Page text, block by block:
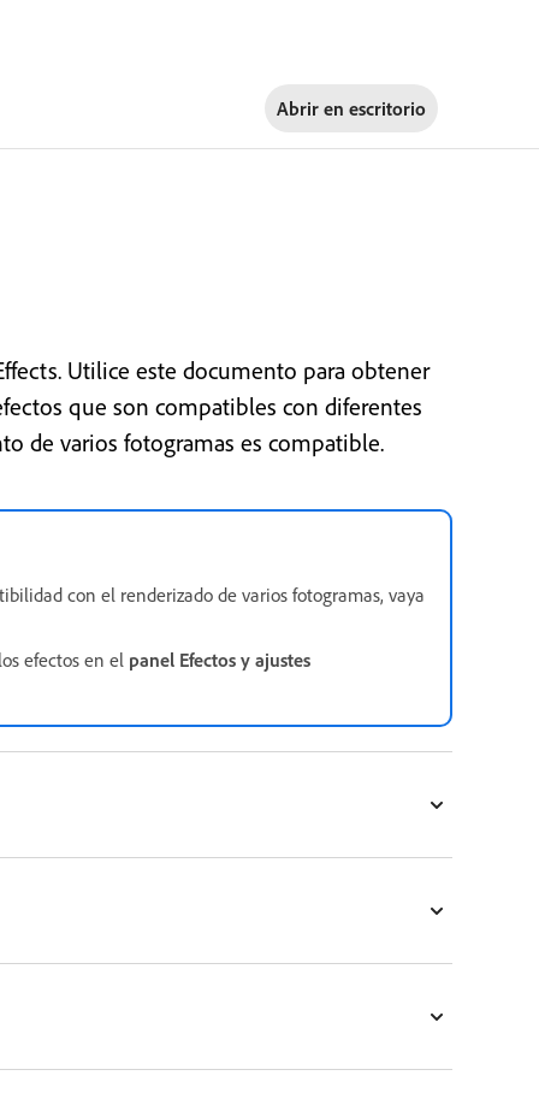
Abrir en escritorio
Utilice este documento para obtener
que son compatibles con diferentes
de varios fotogramas es compatible.
con el renderizado de varios fotogramas, vaya
efectos en el panel Efectos y ajustes